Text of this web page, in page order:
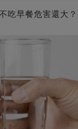
吃早餐危害還大